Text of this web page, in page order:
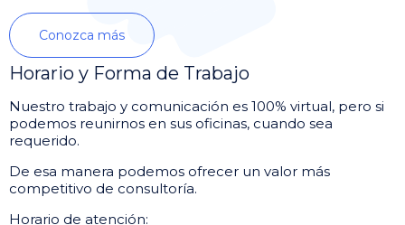
Conozca más
Horario y Forma de Trabajo
Nuestro trabajo y comunicación es 100% virtual, pero si
podemos reunirnos en sus oficinas, cuando sea
requerido.
De esa manera podemos ofrecer un valor más
competitivo de consultoría.
Horario de atención: